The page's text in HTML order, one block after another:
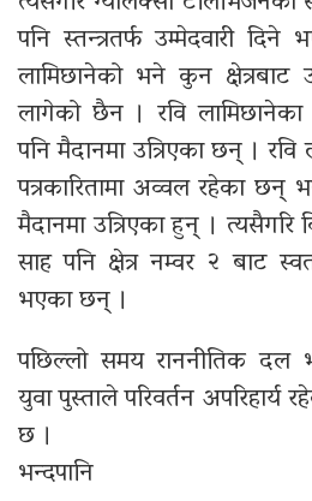
पनि स्तन्त्रतर्फ उम्मेदवारी
लामिछानेको भने कुन क्षेत्रबाट
लागेको छैन । रवि लामिछानेका
पनि मैदानमा उत्रिएका छन् । रवि
पत्रकारितामा अव्वल रहेका
मैदानमा उत्रिएका हुन् । त्यसैगरि
साह पनि क्षेत्र नम्वर २ बाट
भएका छन् ।
पछिल्लो समय राननीतिक दल
युवा पुस्ताले परिवर्तन अपरिहार्य
छ ।
भन्दपानि